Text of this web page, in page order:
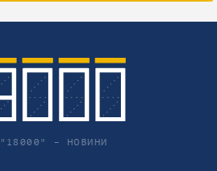
– НОВИНИ